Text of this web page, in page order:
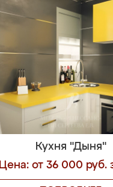
Кухня "Дыня"
Цена: от 36 000 руб.